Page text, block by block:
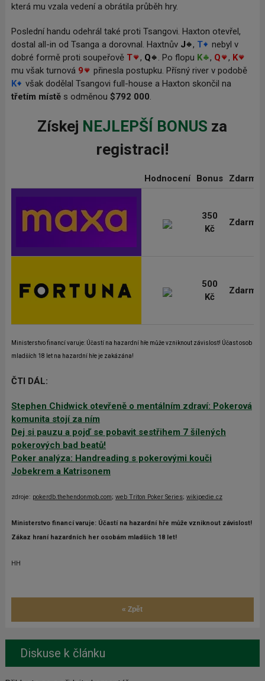
která mu vzala vedení a obrátila průběh hry.
Poslední handu odehrál také proti Tsangovi. Haxton otevřel,
dostal all-in od Tsanga a dorovnal. Haxtnův J , T
nebyl v
dobré formě proti soupeřově T , Q . Po flopu K , Q , K
mu však turnová 9
přinesla postupku. Přísný river v podobě
K
však dodělal Tsangovi full-house a Haxton skončil na
třetím místěs odměnou $792 000.
Získej NEJLEPŠÍ BONUS za
registraci!
Hodnocení Bonus Zdarma
350
Kč
Zdarma
500
Kč
Zdarma
Ministerstvo financí varuje: Účastí na hazardní hře může vzniknout závislost! Účast osob
mladších 18 let na hazardní hře je zakázána!
ČTI DÁL:
Stephen Chidwick otevřeně o mentálním zdraví: Pokerová
komunita stojí za ním
Dej si pauzu a pojď se pobavit sestřihem 7 šílených
pokerových bad beatů!
Poker analýza: Handreading s pokerovými kouči
Jobekrem a Katrisonem
zdroje: pokerdb.thehendonmob.com; web Triton Poker Series; wikipedie.cz
Ministerstvo financí varuje: Účastí na hazardní hře může vzniknout závislost!
Zákaz hraní hazardních her osobám mladších 18 let!
HH
« Zpět
Diskuse k článku